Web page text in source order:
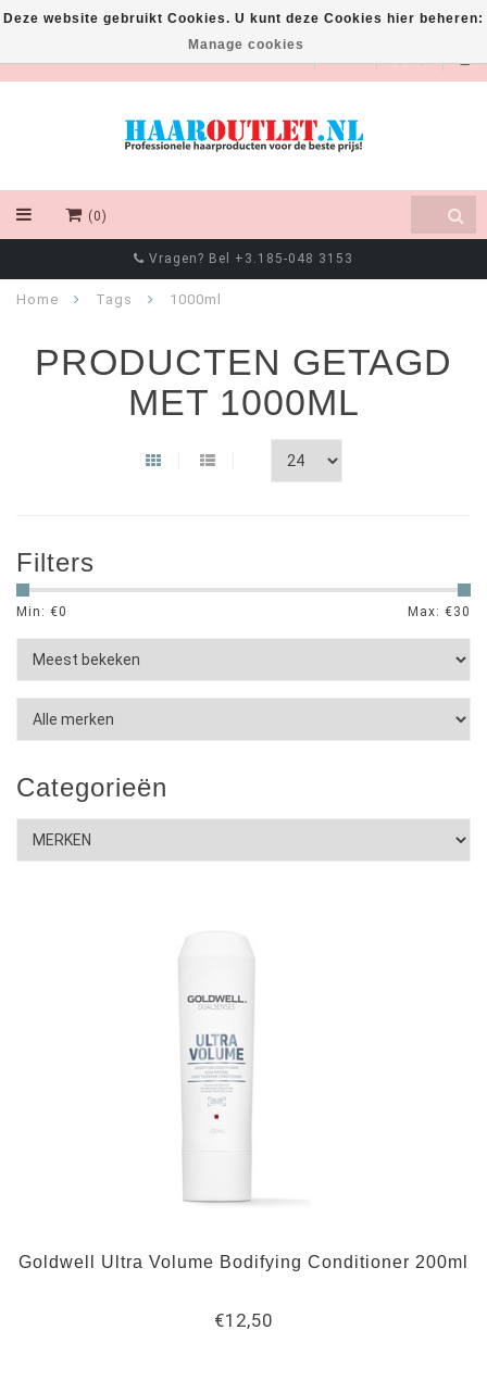
EUR
(0)
Vragen? Bel +3.185-048 3153
Home Tags 1000ml
PRODUCTEN GETAGD
MET 1000ML
Filters
Min: €0 Max: €30
Categorieën
Goldwell Ultra Volume Bodifying Conditioner 200ml
€12,50
Deze website gebruikt Cookies. U kunt deze Cookies hier beheren:
Manage cookies